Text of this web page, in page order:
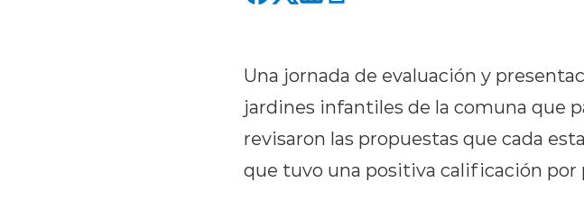
Una jornada de evaluación y
jardines infantiles de la comuna que
revisaron las propuestas que cada
que tuvo una positiva calificación por